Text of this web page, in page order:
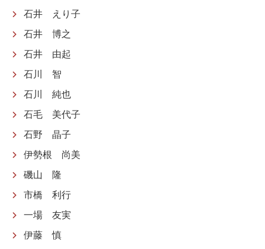
石井 えり子
石井 博之
石井 由起
石川 智
石川 純也
石毛 美代子
石野 晶子
伊勢根 尚美
磯山 隆
市橋 利行
一場 友実
伊藤 慎